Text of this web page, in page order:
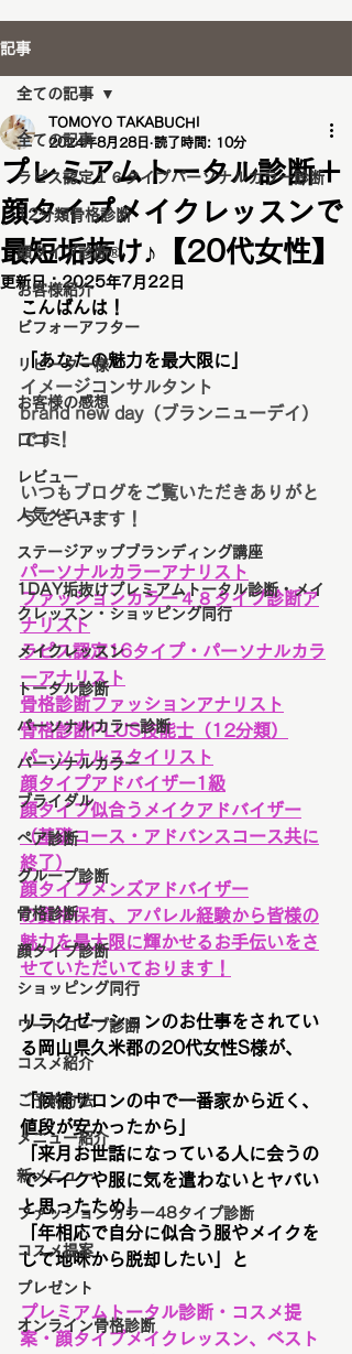
記事
全ての記事
ラピス認定１６タイプパーソナルカラー診断
12分類骨格診断
顔タイプ診断®️
お客様紹介
ビフォーアフター
リピーター様
お客様の感想
口コミ
レビュー
人気メニュー
ステージアップブランディング講座
1DAY垢抜けプレミアムトータル診断・メイ
クレッスン・ショッピング同行
メイクレッスン
トータル診断
パーソナルカラー診断
パーソナルカラー
ブライダル
ペア診断
グループ診断
骨格診断
顔タイプ診断
ショッピング同行
ワードローブ診断
コスメ紹介
ご予約方法
メニュー紹介
新メニュー
ファッションカラー48タイプ診断
コスメ提案
プレゼント
オンライン骨格診断
全ての記事
プレミアムトータル診断＋
顔タイプメイクレッスンで
最短垢抜け♪【20代女性】
TOMOYO TAKABUCHI
2024年8月28日 読了時間: 10分
更新日：2025年7月22日
こんばんは！
「あなたの魅力を最大限に」
イメージコンサルタント
brand new day（ブランニューデイ）
です！
いつもブログをご覧いただきありがと
うございます！
パーソナルカラーアナリスト
ファッションカラー４８タイプ診断ア
ナリスト
ラピス認定16タイプ・パーソナルカラ
ーアナリスト
骨格診断ファッションアナリスト
骨格診断PLUS技能士（12分類）
パーソナルスタイリスト
顔タイプアドバイザー1級
顔タイプ似合うメイクアドバイザー
（基礎コース・アドバンスコース共に
終了）
顔タイプメンズアドバイザー
の資格保有、アパレル経験から皆様の
魅力を最大限に輝かせるお手伝いをさ
せていただいております！
リラクゼーションのお仕事をされてい
る岡山県久米郡の20代女性S様が、
「候補サロンの中で一番家から近く、
値段が安かったから」
「来月お世話になっている人に会うの
でメイクや服に気を遣わないとヤバい
と思ったため」
「年相応で自分に似合う服やメイクを
して地味から脱却したい」と
プレミアムトータル診断・コスメ提
案・顔タイプメイクレッスン、ベスト